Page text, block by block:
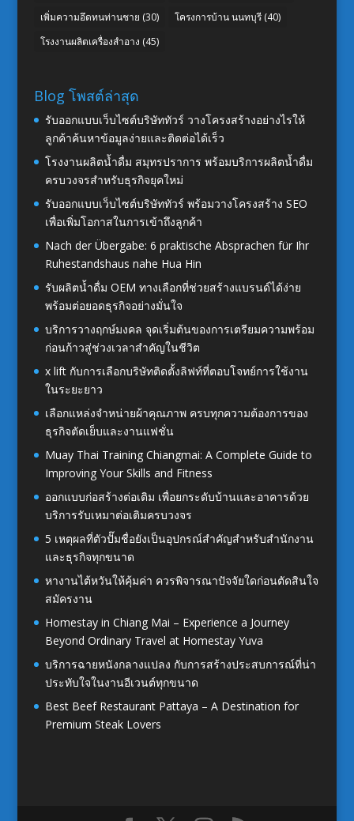
เพิ่มความอึดทนท่านชาย (30) โครงการบ้าน นนทบุรี(40)
โรงงานผลิตเครื่องสำอาง (45)
Blog โพสต์ล่าสุด
รับออกแบบเว็บไซต์บริษัททัวร์ วางโครงสร้างอย่างไรให้
ลูกค้าค้นหาข้อมูลง่ายและติดต่อได้เร็ว
โรงงานผลิตน้ำดื่ม สมุทรปราการ พร้อมบริการผลิตน้ำดื่ม
ครบวงจรสำหรับธุรกิจยุคใหม่
รับออกแบบเว็บไซต์บริษัททัวร์ พร้อมวางโครงสร้าง SEO
เพื่อเพิ่มโอกาสในการเข้าถึงลูกค้า
Nach der Übergabe: 6 praktische Absprachen für Ihr
Ruhestandshaus nahe Hua Hin
รับผลิตน้ำดื่ม OEM ทางเลือกที่ช่วยสร้างแบรนด์ได้ง่าย
พร้อมต่อยอดธุรกิจอย่างมั่นใจ
บริการวางฤกษ์มงคล จุดเริ่มต้นของการเตรียมความพร้อม
ก่อนก้าวสู่ช่วงเวลาสำคัญในชีวิต
x lift กับการเลือกบริษัทติดตั้งลิฟท์ที่ตอบโจทย์การใช้งาน
ในระยะยาว
เลือกแหล่งจำหน่ายผ้าคุณภาพ ครบทุกความต้องการของ
ธุรกิจตัดเย็บและงานแฟชั่น
Muay Thai Training Chiangmai: A Complete Guide to
Improving Your Skills and Fitness
ออกแบบก่อสร้างต่อเติม เพื่อยกระดับบ้านและอาคารด้วย
บริการรับเหมาต่อเติมครบวงจร
5 เหตุผลที่ตัวปั๊มชื่อยังเป็นอุปกรณ์สำคัญสำหรับสำนักงาน
และธุรกิจทุกขนาด
หางานไต้หวันให้คุ้มค่า ควรพิจารณาปัจจัยใดก่อนตัดสินใจ
สมัครงาน
Homestay in Chiang Mai – Experience a Journey
Beyond Ordinary Travel at Homestay Yuva
บริการฉายหนังกลางแปลง กับการสร้างประสบการณ์ที่น่า
ประทับใจในงานอีเวนต์ทุกขนาด
Best Beef Restaurant Pattaya – A Destination for
Premium Steak Lovers